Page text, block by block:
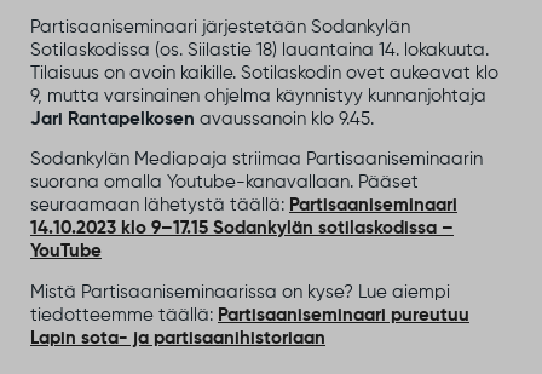
Partisaaniseminaari järjestetään Sodankylän
Sotilaskodissa (os. Siilastie 18) lauantaina 14. lokakuuta.
Tilaisuus on avoin kaikille. Sotilaskodin ovet aukeavat klo
9, mutta varsinainen ohjelma käynnistyy kunnanjohtaja
Jari Rantapelkosen avaussanoin klo 9.45.
Sodankylän Mediapaja striimaa Partisaaniseminaarin
suorana omalla Youtube-kanavallaan. Pääset
seuraamaan lähetystä täällä: Partisaaniseminaari
14.10.2023 klo 9–17.15 Sodankylän sotilaskodissa –
YouTube
Mistä Partisaaniseminaarissa on kyse? Lue aiempi
tiedotteemme täällä: Partisaaniseminaari pureutuu
Lapin sota- ja partisaanihistoriaan